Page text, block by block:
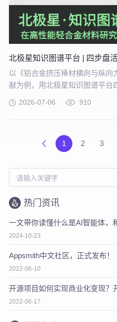
北极星知识图谱平台 | 四步盘
以《铝合金挤压棒材横向与纵
献为例，用北极星知识图谱平台
告别人工逐条标注、清洗的低效
2026-07-06 910
1 2 3
热门资讯
一文带你读懂什么是AI智能体，
2024-10-23
Appsmith中文社区，正式发布！
2022-06-10
开源项目如何实现商业化变现？
2022-06-17